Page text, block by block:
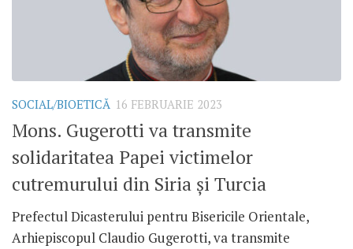
SOCIAL/BIOETICĂ 16 FEBRUARIE 2023
Mons. Gugerotti va transmite
solidaritatea Papei victimelor
cutremurului din Siria și Turcia
Prefectul Dicasterului pentru Bisericile Orientale,
Arhiepiscopul Claudio Gugerotti, va transmite